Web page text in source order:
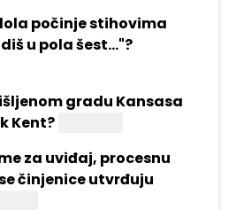
počinje stihovima
u pola šest..."?
gradu Kansasa
Kent?
za uviđaj, procesnu
činjenice utvrđuju